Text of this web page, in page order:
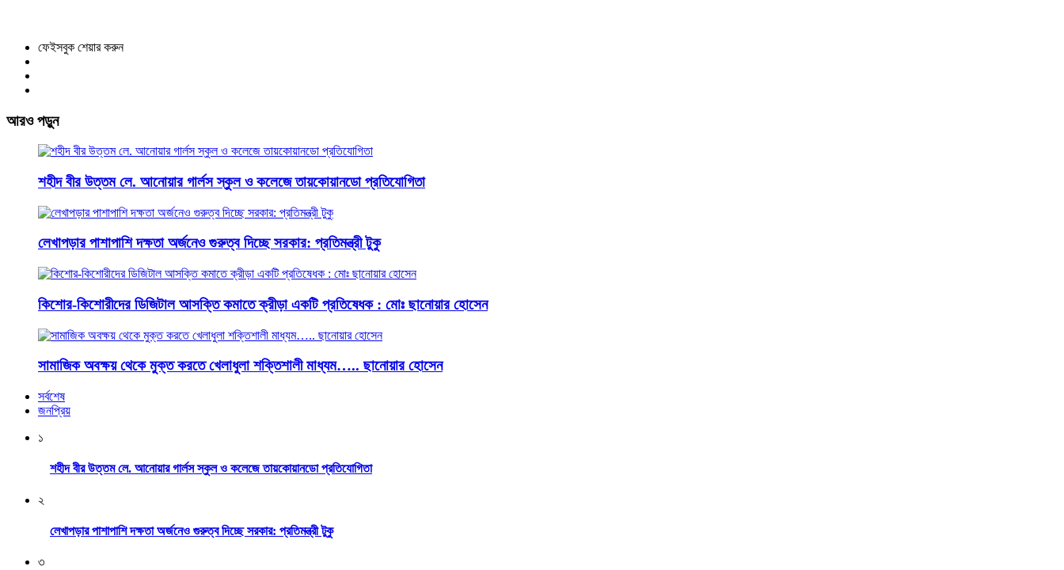
ফেইসবুক শেয়ার করুন
আরও পড়ুন
শহীদ বীর উত্তম লে. আনোয়ার গার্লস স্কুল ও কলেজে তায়কোয়ানডো প্রতিযোগিতা
লেখাপড়ার পাশাপাশি দক্ষতা অর্জনেও গুরুত্ব দিচ্ছে সরকার: প্রতিমন্ত্রী টুকু
কিশোর-কিশোরীদের ডিজিটাল আসক্তি কমাতে ক্রীড়া একটি প্রতিষেধক : মোঃ ছানোয়ার হোসেন
সামাজিক অবক্ষয় থেকে মুক্ত করতে খেলাধুলা শক্তিশালী মাধ্যম….. ছানোয়ার হোসেন
সর্বশেষ
জনপ্রিয়
১
শহীদ বীর উত্তম লে. আনোয়ার গার্লস স্কুল ও কলেজে তায়কোয়ানডো প্রতিযোগিতা
২
লেখাপড়ার পাশাপাশি দক্ষতা অর্জনেও গুরুত্ব দিচ্ছে সরকার: প্রতিমন্ত্রী টুকু
৩